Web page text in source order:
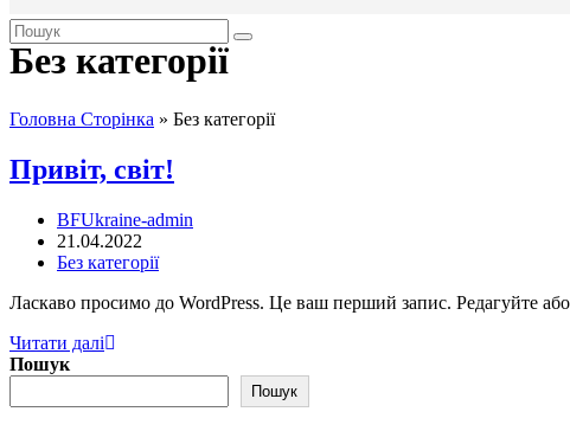
Без категорії
Головна Сторінка » Без категорії
Привіт, світ!
Автор
запису:
BFUkraine-admin
Запис
опубліковано:
21.04.2022
Категорія
Без категорії
Ласкаво просимо до WordPress. Це ваш перший запис. Редагуйте
Читати даліПривіт,
Пошук
Пошук